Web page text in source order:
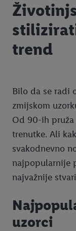
trend
Bilo da se radi
zmijskom
Od 90-ih
trenutke. Ali
svakodnevno
najpopularnije
najvažnije
uzorci